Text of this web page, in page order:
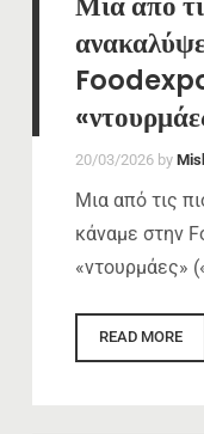
Foodexpo
20/03/2026 by
Μια από τις
κάναμε στην
«ντουρμάες»
READ MORE